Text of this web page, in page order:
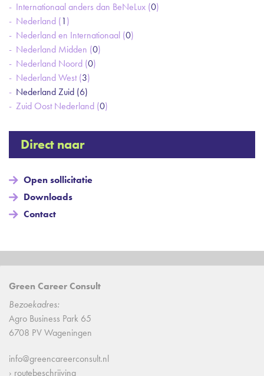
Internationaal anders dan BeNeLux (0)
Nederland (1)
Nederland en Internationaal (0)
Nederland Midden (0)
Nederland Noord (0)
Nederland West (3)
Nederland Zuid (6)
Zuid Oost Nederland (0)
Direct naar
Open sollicitatie
Downloads
Contact
Green Career Consult
Bezoekadres:
Agro Business Park 65
6708 PV Wageningen
info@greencareerconsult.nl
› routebeschrijving